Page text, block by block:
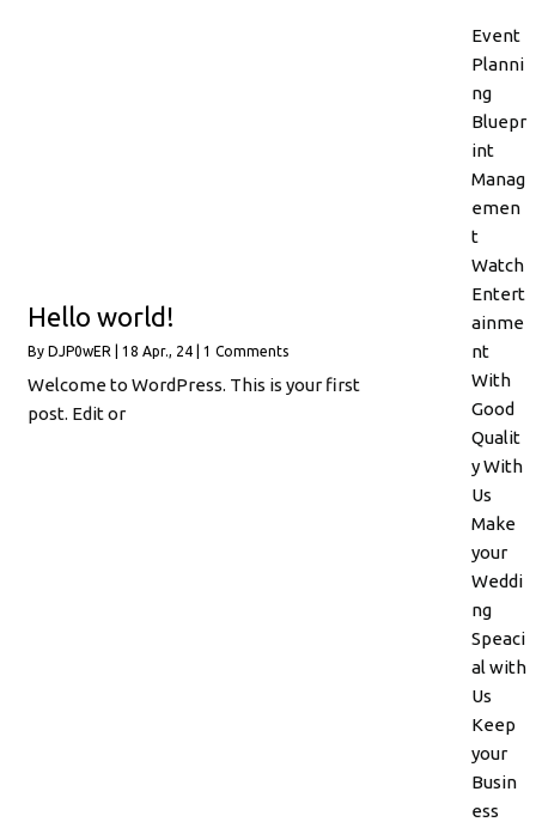
Hello world!
By DJP0wER 18 Apr., 24 1 Comments
Welcome to WordPress. This is your first
post. Edit or
Event
Planni
ng
Bluepr
int
Manag
emen
t
Watch
Entert
ainme
nt
With
Good
Qualit
y With
Us
Make
your
Weddi
ng
Speaci
al with
Us
Keep
your
Busin
ess